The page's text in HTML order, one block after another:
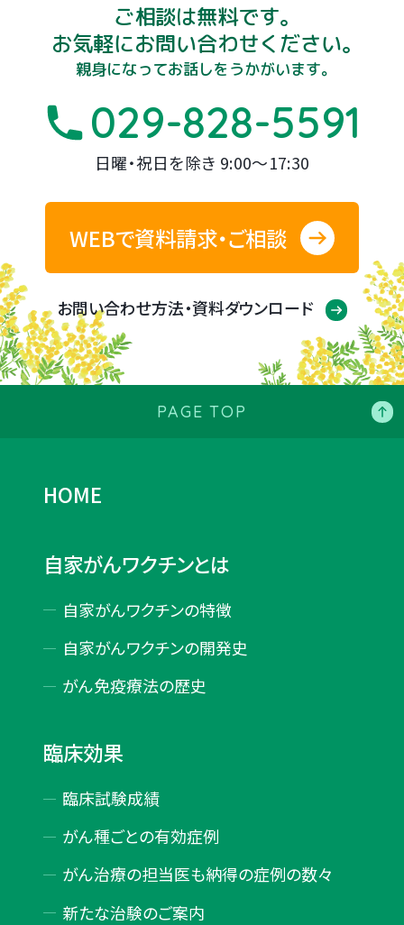
ご相談は無料です。
お気軽にお問い合わせください。
親身になってお話しをうかがいます。
029-828-5591
日曜・祝日を除き 9:00～17:30
WEBで資料請求・ご相談
お問い合わせ方法・資料ダウンロード
PAGE TOP
HOME
自家がんワクチンとは
自家がんワクチンの特徴
自家がんワクチンの開発史
がん免疫療法の歴史
臨床効果
臨床試験成績
がん種ごとの有効症例
がん治療の担当医も納得の症例の数々
新たな治験のご案内